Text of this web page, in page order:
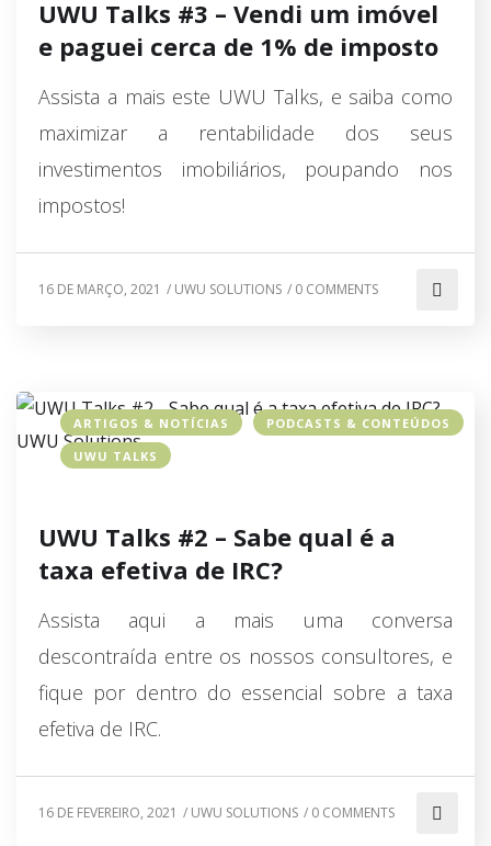
UWU Talks #3 – Vendi um imóvel
e paguei cerca de 1% de imposto
Assista a mais este UWU Talks, e saiba como
maximizar a rentabilidade dos seus
investimentos imobiliários, poupando nos
impostos!
16 DE MARÇO, 2021 / UWU SOLUTIONS / 0 COMMENTS
ARTIGOS & NOTÍCIAS
PODCASTS & CONTEÚDOS
UWU TALKS
UWU Talks #2 – Sabe qual é a
taxa efetiva de IRC?
Assista aqui a mais uma conversa
descontraída entre os nossos consultores, e
fique por dentro do essencial sobre a taxa
efetiva de IRC.
16 DE FEVEREIRO, 2021 / UWU SOLUTIONS / 0 COMMENTS